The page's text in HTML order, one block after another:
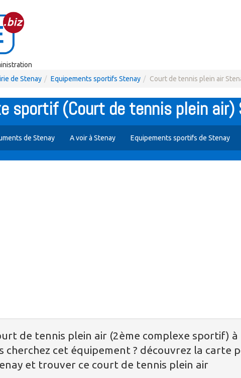
de Stenay Equipements sportifs Stenay Court de tennis plein air
sportif (Court de tennis plein air)
de Stenay A voir à Stenay Equipements sportifs de Stenay
de tennis plein air (2ème complexe sportif) à
cherchez cet équipement ? découvrez la carte
et trouver ce court de tennis plein air